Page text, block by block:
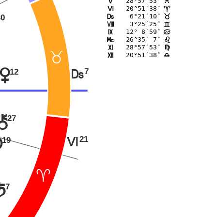
;
<
21
L
7
M
7
19
27
q12
L 20°51′38″ ;
M 6°21′10″ <
N 3°25′25″ =
O 12° 8′59″ >
P 26°35′ 7″ ?
Q 28°57′53″ @
R 20°51′38″ A